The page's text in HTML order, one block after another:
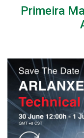
Primeira